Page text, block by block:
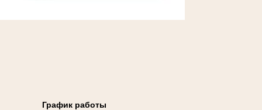
График работы